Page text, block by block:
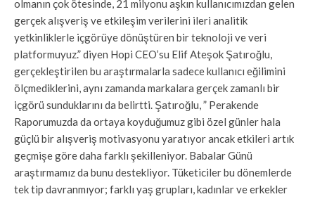
olmanın çok ötesinde, 21 milyonu aşkın kullanıcımızdan gelen
gerçek alışveriş ve etkileşim verilerini ileri analitik
yetkinliklerle içgörüye dönüştüren bir teknoloji ve veri
platformuyuz.” diyen Hopi CEO’su Elif Ateşok Şatıroğlu,
gerçekleştirilen bu araştırmalarla sadece kullanıcı eğilimini
ölçmediklerini, aynı zamanda markalara gerçek zamanlı bir
içgörü sunduklarını da belirtti. Şatıroğlu, ” Perakende
Raporumuzda da ortaya koyduğumuz gibi özel günler hala
güçlü bir alışveriş motivasyonu yaratıyor ancak etkileri artık
geçmişe göre daha farklı şekilleniyor. Babalar Günü
araştırmamız da bunu destekliyor. Tüketiciler bu dönemlerde
tek tip davranmıyor; farklı yaş grupları, kadınlar ve erkekler